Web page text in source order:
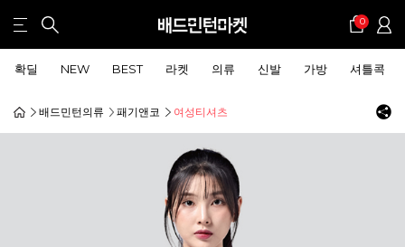
0
확딜 NEW BEST 라켓 의류 신발 가방 셔틀콕
배드민턴의류 패기앤코 여성티셔츠